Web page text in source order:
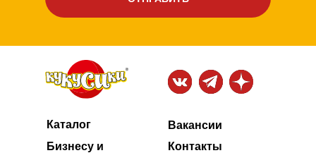
Каталог
Вакансии
Контакты
Бизнесу и